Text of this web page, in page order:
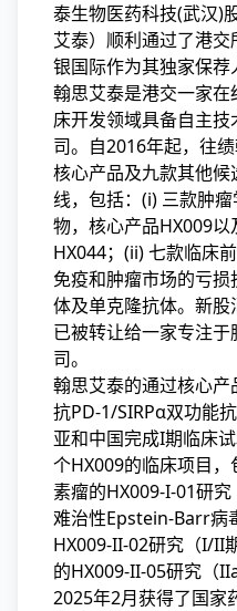
泰生物医药科技(武汉)
艾泰）顺利通过了港
银国际作为其独家保荐
翰思艾泰是港交一家
床开发领域具备自主
司。自2016年起，往
核心产品及九款其他
线，包括：(i) 三款肿
物，核心产品HX009
HX044；(ii) 七款临床
免疫和肿瘤市场的亏损
体及单克隆抗体。新
已被转让给一家专注
司。
翰思艾泰的通过核心
抗PD-1/SIRPα双功能
亚和中国完成I期临床
个HX009的临床项目
素瘤的HX009-I-01研
难治性Epstein-Barr病
HX009-II-02研究（I/II
的HX009-II-05研究（
2025年2月获得了国家